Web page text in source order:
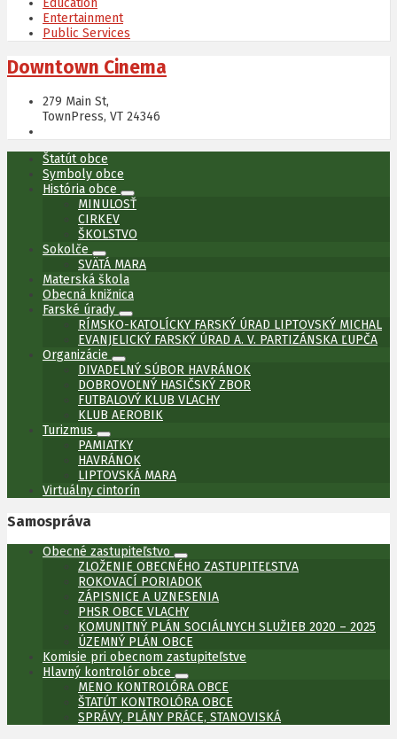
Entertainment
Public Services
Downtown Cinema
279 Main St,
TownPress, VT 24346
Štatút obce
Symboly obce
História obce
MINULOSŤ
CIRKEV
ŠKOLSTVO
Sokolče
SVÄTÁ MARA
Materská škola
Obecná knižnica
Farské úrady
RÍMSKO-KATOLÍCKY FARSKÝ ÚRAD LIPTOVSKÝ MICHAL
EVANJELICKÝ FARSKÝ ÚRAD A. V. PARTIZÁNSKA ĽUPČA
Organizácie
DIVADELNÝ SÚBOR HAVRÁNOK
DOBROVOĽNÝ HASIČSKÝ ZBOR
FUTBALOVÝ KLUB VLACHY
KLUB AEROBIK
Turizmus
PAMIATKY
HAVRÁNOK
LIPTOVSKÁ MARA
Virtuálny cintorín
Samospráva
Obecné zastupiteľstvo
ZLOŽENIE OBECNÉHO ZASTUPITEĽSTVA
ROKOVACÍ PORIADOK
ZÁPISNICE A UZNESENIA
PHSR OBCE VLACHY
KOMUNITNÝ PLÁN SOCIÁLNYCH SLUŽIEB 2020 – 2025
ÚZEMNÝ PLÁN OBCE
Komisie pri obecnom zastupiteľstve
Hlavný kontrolór obce
MENO KONTROLÓRA OBCE
ŠTATÚT KONTROLÓRA OBCE
SPRÁVY, PLÁNY PRÁCE, STANOVISKÁ